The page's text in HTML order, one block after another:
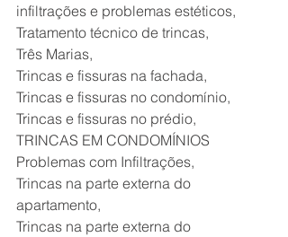
infiltrações e problemas estéticos,
Tratamento técnico de trincas,
Três Marias,
Trincas e fissuras na fachada,
Trincas e fissuras no condomínio,
Trincas e fissuras no prédio,
TRINCAS EM CONDOMÍNIOS
Problemas com Infiltrações,
Trincas na parte externa do
apartamento,
Trincas na parte externa do